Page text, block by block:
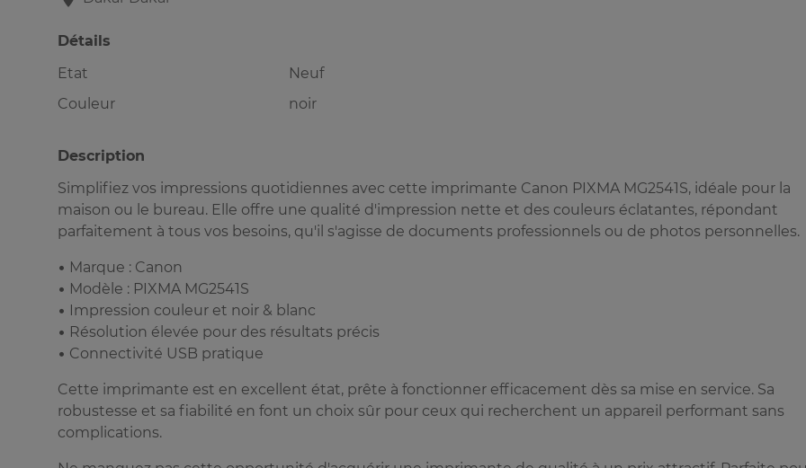
Détails
Etat
Neuf
Couleur
noir
Description
Simplifiez vos impressions quotidiennes avec cette imprimante Canon PIXMA MG2541S, idéale pour la
maison ou le bureau. Elle offre une qualité d'impression nette et des couleurs éclatantes, répondant
parfaitement à tous vos besoins, qu'il s'agisse de documents professionnels ou de photos personnelles.
• Marque : Canon
• Modèle : PIXMA MG2541S
• Impression couleur et noir & blanc
• Résolution élevée pour des résultats précis
• Connectivité USB pratique
Cette imprimante est en excellent état, prête à fonctionner efficacement dès sa mise en service. Sa
robustesse et sa fiabilité en font un choix sûr pour ceux qui recherchent un appareil performant sans
complications.